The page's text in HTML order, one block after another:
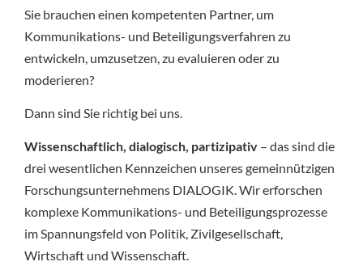
Sie brauchen einen kompetenten Partner, um
Kommunikations- und Beteiligungsverfahren zu
entwickeln, umzusetzen, zu evaluieren oder zu
moderieren?
Dann sind Sie richtig bei uns.
Wissenschaftlich, dialogisch, partizipativ – das sind die
drei wesentlichen Kennzeichen unseres gemeinnützigen
Forschungsunternehmens DIALOGIK. Wir erforschen
komplexe Kommunikations- und Beteiligungsprozesse
im Spannungsfeld von Politik, Zivilgesellschaft,
Wirtschaft und Wissenschaft.